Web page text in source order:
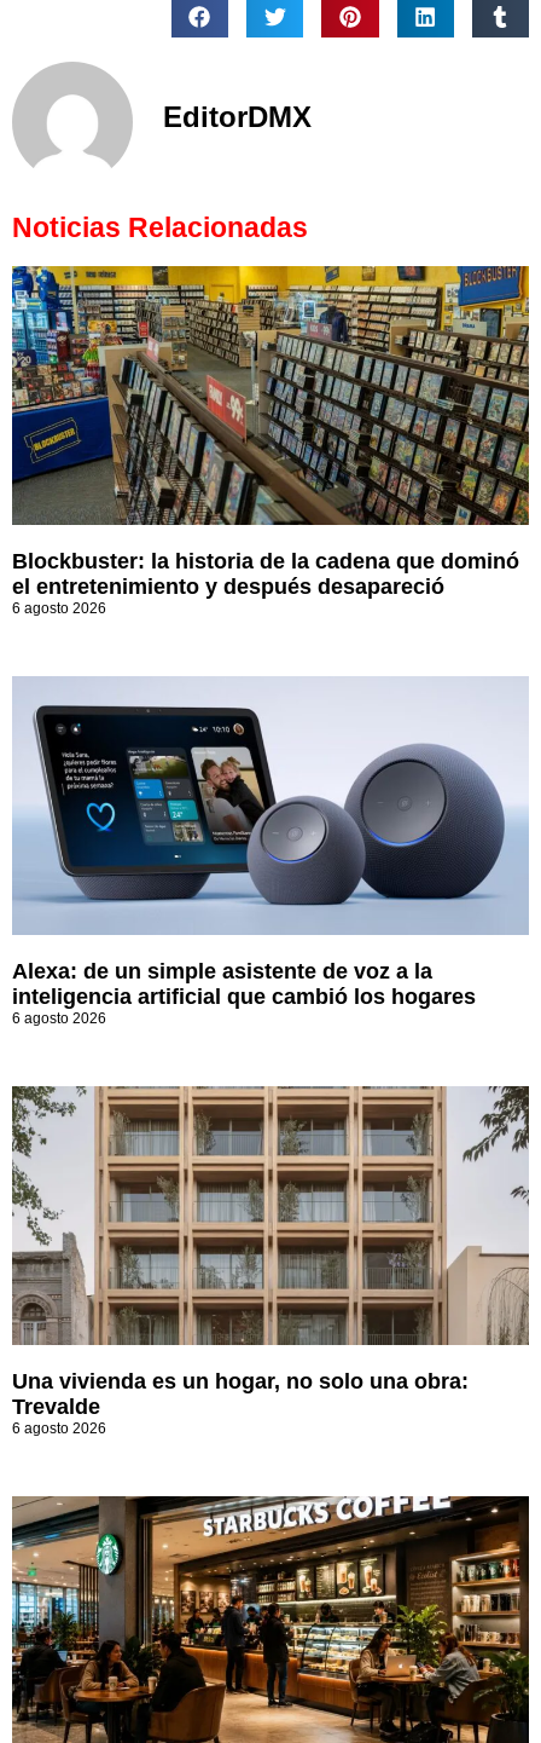
EditorDMX
Noticias Relacionadas
Blockbuster: la historia de la cadena que dominó
el entretenimiento y después desapareció
6 agosto 2026
Alexa: de un simple asistente de voz a la
inteligencia artificial que cambió los hogares
6 agosto 2026
Una vivienda es un hogar, no solo una obra:
Trevalde
6 agosto 2026